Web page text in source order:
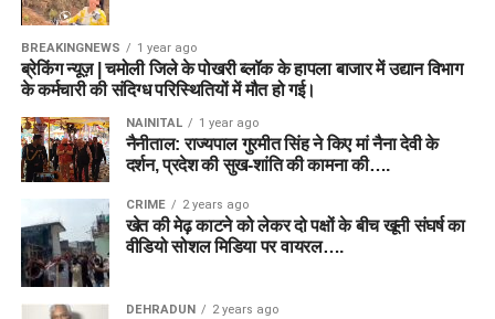
BREAKINGNEWS 1 year ago
ब्रेकिंग न्यूज़ | चमोली जिले के पोखरी ब्लॉक के हापला बाजार में उद्यान विभाग
के कर्मचारी की संदिग्ध परिस्थितियों में मौत हो गई।
NAINITAL 1 year ago
नैनीताल: राज्यपाल गुरमीत सिंह ने किए मां नैना देवी के
दर्शन, प्रदेश की सुख-शांति की कामना की….
CRIME 2 years ago
खेत की मेढ़ काटने को लेकर दो पक्षों के बीच खूनी संघर्ष का
वीडियो सोशल मिडिया पर वायरल….
DEHRADUN 2 years ago